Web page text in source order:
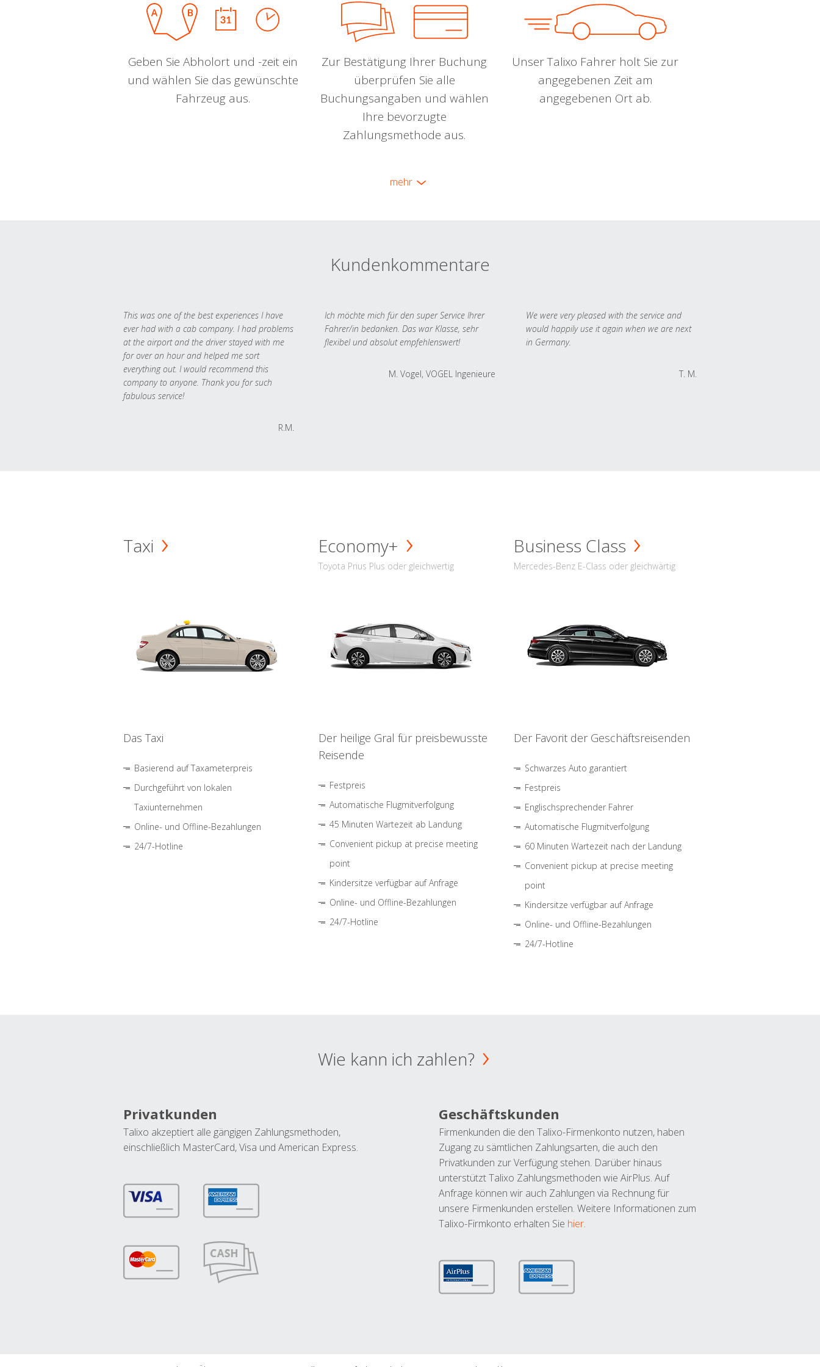
Geben Sie Abholort und -zeit ein
und wählen Sie das gewünschte
Fahrzeug aus.
Zur Bestätigung Ihrer Buchung
überprüfen Sie alle
Buchungsangaben und wählen
Ihre bevorzugte
Zahlungsmethode aus.
Unser Talixo Fahrer holt Sie zur
angegebenen Zeit am
angegebenen Ort ab.
mehr
Kundenkommentare
This was one of the best experiences I have
ever had with a cab company. I had problems
at the airport and the driver stayed with me
for over an hour and helped me sort
everything out. I would recommend this
company to anyone. Thank you for such
fabulous service!
R.M.
Ich möchte mich für den super Service Ihrer
Fahrer/in bedanken. Das war Klasse, sehr
flexibel und absolut empfehlenswert!
M. Vogel, VOGEL Ingenieure
We were very pleased with the service and
would happily use it again when we are next
in Germany.
T. M.
Taxi
Das Taxi
Basierend auf Taxameterpreis
Durchgeführt von lokalen
Taxiunternehmen
Online- und Offline-Bezahlungen
24/7-Hotline
Economy+
Toyota Prius Plus oder gleichwertig
Der heilige Gral für preisbewusste
Reisende
Festpreis
Automatische Flugmitverfolgung
45 Minuten Wartezeit ab Landung
Convenient pickup at precise meeting
point
Kindersitze verfügbar auf Anfrage
Online- und Offline-Bezahlungen
24/7-Hotline
Business Class
Mercedes-Benz E-Class oder gleichwärtig
Der Favorit der Geschäftsreisenden
Schwarzes Auto garantiert
Festpreis
Englischsprechender Fahrer
Automatische Flugmitverfolgung
60 Minuten Wartezeit nach der Landung
Convenient pickup at precise meeting
point
Kindersitze verfügbar auf Anfrage
Online- und Offline-Bezahlungen
24/7-Hotline
Wie kann ich zahlen?
Privatkunden
Talixo akzeptiert alle gängigen Zahlungsmethoden,
einschließlich MasterCard, Visa und American Express.
Geschäftskunden
Firmenkunden die den Talixo-Firmenkonto nutzen, haben
Zugang zu sämtlichen Zahlungsarten, die auch den
Privatkunden zur Verfügung stehen. Darüber hinaus
unterstützt Talixo Zahlungsmethoden wie AirPlus. Auf
Anfrage können wir auch Zahlungen via Rechnung für
unsere Firmenkunden erstellen. Weitere Informationen zum
Talixo-Firmkonto erhalten Sie hier.